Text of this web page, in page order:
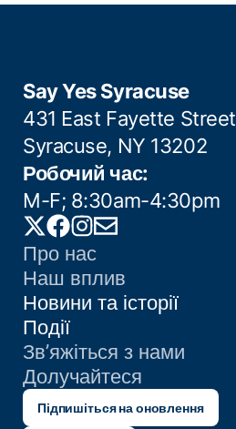
Say Yes Syracuse
431 East Fayette Street
Syracuse, NY 13202
Робочий час:
M-F; 8:30am-4:30pm
Twitter
Facebook
Instagram
Про нас
Наш вплив
Новини та історії
Події
Зв’яжіться з нами
Долучайтеся
Підпишіться на оновлення